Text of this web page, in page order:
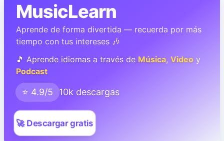
MusicLearn
Aprende de forma divertida — recuerda por más
tiempo con tus intereses 🎶
🎵 Aprende idiomas a través de Música, Video y
Podcast
⭐ 4.9/5 10k descargas
🚀 Descargar gratis